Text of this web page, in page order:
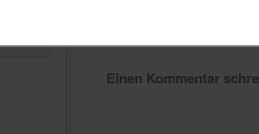
Einen Kommentar